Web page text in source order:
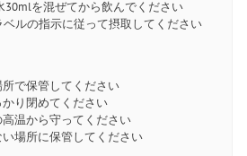
30mlを混ぜてから飲んでください
ルの指示に従って摂取してください
で保管してください
り閉めてください
温から守ってください
場所に保管してください